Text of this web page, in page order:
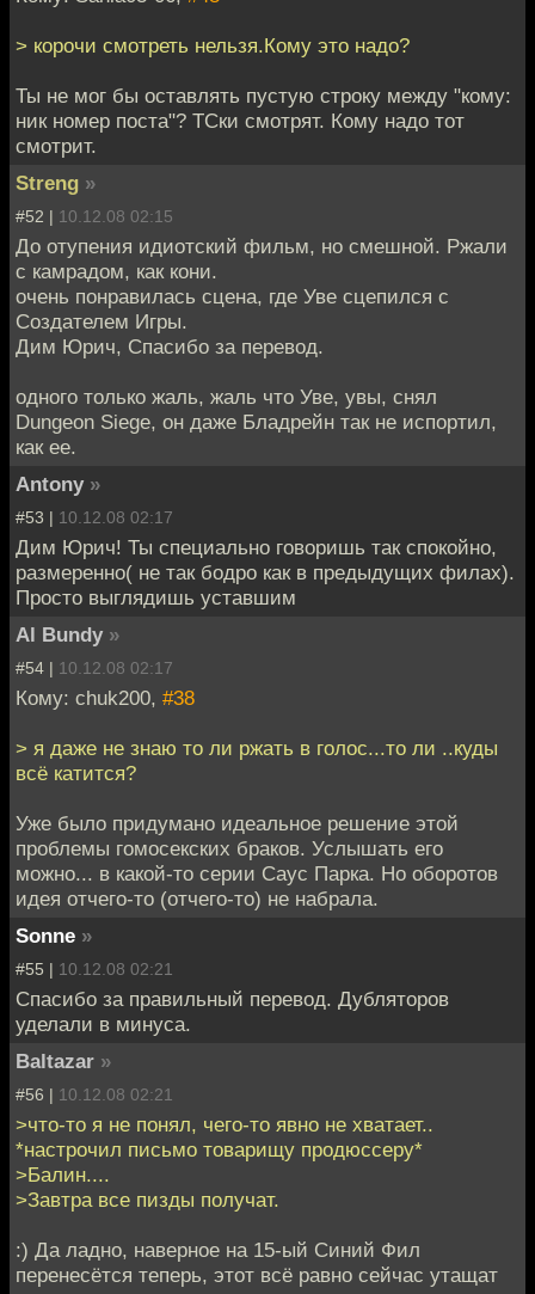
> корочи смотреть нельзя.Кому это надо?
Ты не мог бы оставлять пустую строку между "кому:
ник номер поста"? ТСки смотрят. Кому надо тот
смотрит.
Streng »
#52 | 10.12.08 02:15
До отупения идиотский фильм, но смешной. Ржали
с камрадом, как кони.
очень понравилась сцена, где Уве сцепился с
Создателем Игры.
Дим Юрич, Спасибо за перевод.
одного только жаль, жаль что Уве, увы, снял
Dungeon Siege, он даже Бладрейн так не испортил,
как ее.
Antony »
#53 | 10.12.08 02:17
Дим Юрич! Ты специально говоришь так спокойно,
размеренно( не так бодро как в предыдущих филах).
Просто выглядишь уставшим
Al Bundy »
#54 | 10.12.08 02:17
Кому: chuk200, #38
> я даже не знаю то ли ржать в голос...то ли ..куды
всё катится?
Уже было придумано идеальное решение этой
проблемы гомосекских браков. Услышать его
можно... в какой-то серии Саус Парка. Но оборотов
идея отчего-то (отчего-то) не набрала.
Sonne »
#55 | 10.12.08 02:21
Спасибо за правильный перевод. Дубляторов
уделали в минуса.
Baltazar »
#56 | 10.12.08 02:21
>что-то я не понял, чего-то явно не хватает..
*настрочил письмо товарищу продюссеру*
>Балин....
>Завтра все пизды получат.
:) Да ладно, наверное на 15-ый Синий Фил
перенесётся теперь, этот всё равно сейчас утащат